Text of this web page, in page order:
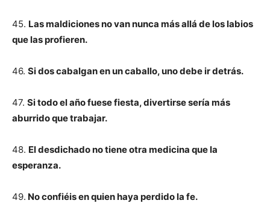
45. Las maldiciones no van nunca más allá de los labios
que las profieren.
46. Si dos cabalgan en un caballo, uno debe ir detrás.
47. Si todo el año fuese fiesta, divertirse sería más
aburrido que trabajar.
48. El desdichado no tiene otra medicina que la
esperanza.
49. No confiéis en quien haya perdido la fe.